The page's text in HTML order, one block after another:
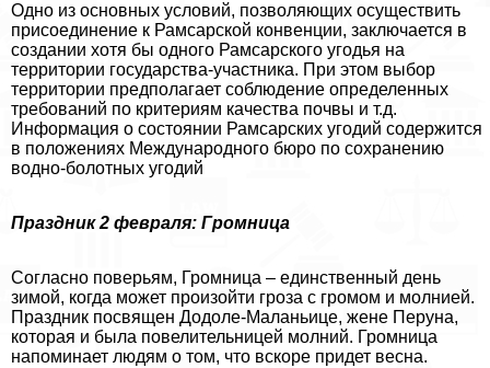
Одно из основных условий, позволяющих осуществить
присоединение к Рамсарской конвенции, заключается в
создании хотя бы одного Рамсарского угодья на
территории государства-участника. При этом выбор
территории предполагает соблюдение определенных
требований по критериям качества почвы и т.д.
Информация о состоянии Рамсарских угодий содержится
в положениях Международного бюро по сохранению
водно-болотных угодий
Праздник 2 февраля: Громница
Согласно поверьям, Громница – единственный день
зимой, когда может произойти гроза с громом и молнией.
Праздник посвящен Додоле-Маланьице, жене Перуна,
которая и была повелительницей молний. Громница
напоминает людям о том, что вскоре придет весна.